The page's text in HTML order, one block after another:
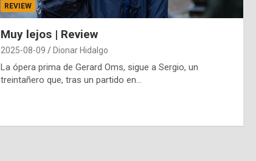
REVIEW
Muy lejos | Review
2025-08-09 Dionar Hidalgo
La ópera prima de Gerard Oms, sigue a Sergio, un
treintañero que, tras un partido en…